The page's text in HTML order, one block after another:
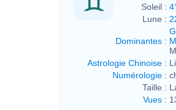
Soleil :
Lune :
Dominantes :
Astrologie Chinoise :
Numérologie :
Taille :
Vues :